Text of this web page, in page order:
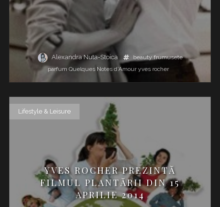
Alexandra Nuta-Stoica beauty frumusete
parfum Quelques Notes d’Amour yves rocher
Lifestyle & Leisure
YVES ROCHER PREZINTĂ
FILMUL PLANTĂRII DIN 15
APRILIE 2014